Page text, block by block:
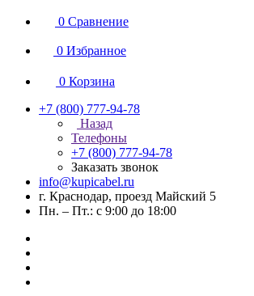
0 Сравнение
0 Избранное
0 Корзина
+7 (800) 777-94-78
Назад
Телефоны
+7 (800) 777-94-78
Заказать звонок
info@kupicabel.ru
г. Краснодар, проезд Майский 5
Пн. – Пт.: с 9:00 до 18:00